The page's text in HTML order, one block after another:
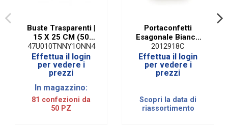
Buste Trasparenti |
15 X 25 CM (50
PZ)
47U010TNNY1ONN4
Effettua il login
per vedere i
prezzi
In magazzino:
81 confezioni da
50 PZ
Portaconfetti
Esagonale Bianco
con Divisorio 8 X
5,5 cm (10 PZ)
2012918C
Effettua il login
per vedere i
prezzi
Scopri la data di
riassortimento